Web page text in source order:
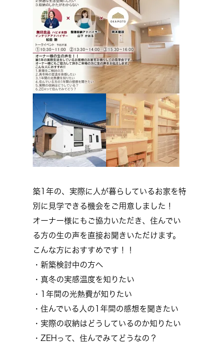
築1年の、実際に人が暮らしているお家を特
別に見学できる機会をご用意しました！
オーナー様にもご協力いただき、住んでい
る方の生の声を直接お聞きいただけます。
こんな方におすすめです！！
・新築検討中の方へ
・真冬の実感温度を知りたい
・1年間の光熱費が知りたい
・住んでいる人の1年間の感想を聞きたい
・実際の収納はどうしているのか知りたい
・ZEHって、住んでみてどうなの？